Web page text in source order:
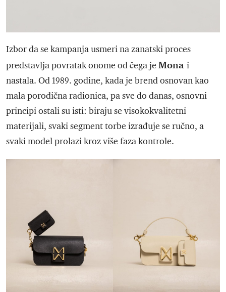
Izbor da se kampanja usmeri na zanatski proces
predstavlja povratak onome od čega je Mona i
nastala. Od 1989. godine, kada je brend osnovan kao
mala porodična radionica, pa sve do danas, osnovni
principi ostali su isti: biraju se visokokvalitetni
materijali, svaki segment torbe izrađuje se ručno, a
svaki model prolazi kroz više faza kontrole.